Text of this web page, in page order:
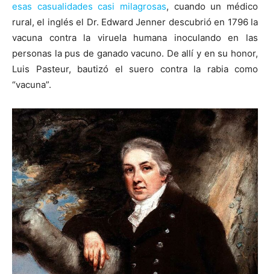
esas casualidades casi milagrosas, cuando un médico
rural, el inglés el Dr. Edward Jenner descubrió en 1796 la
vacuna contra la viruela humana inoculando en las
personas la pus de ganado vacuno. De allí y en su honor,
Luis Pasteur, bautizó el suero contra la rabia como
“vacuna”.